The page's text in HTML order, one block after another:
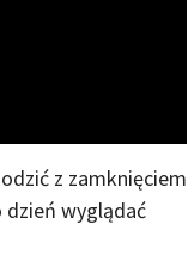
z zamknięciem
wyglądać